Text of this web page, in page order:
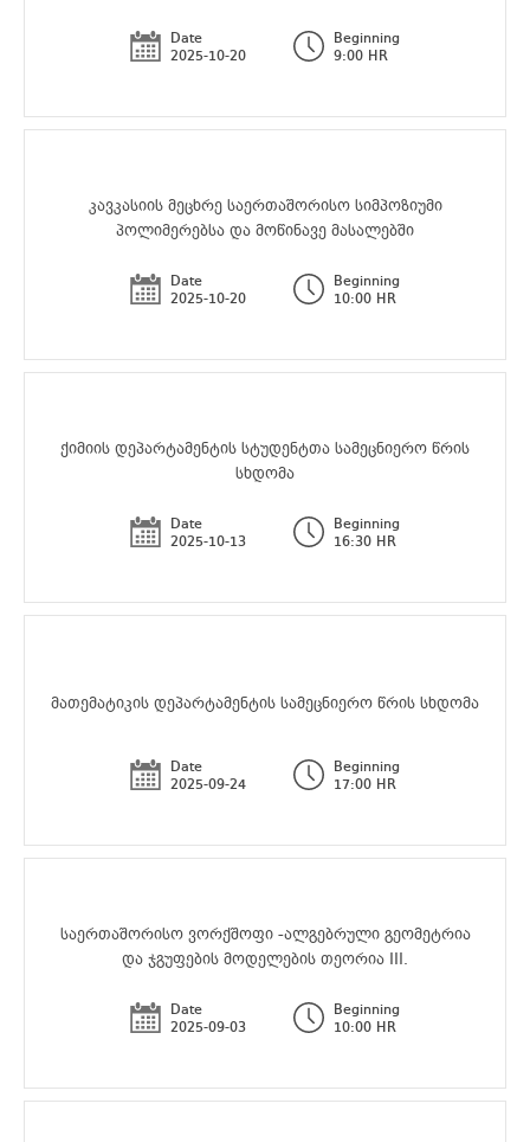
Date
2025-10-20
Beginning
9:00 HR
კავკასიის მეცხრე საერთაშორისო სიმპოზიუმი
პოლიმერებსა და მოწინავე მასალებში
Date
2025-10-20
Beginning
10:00 HR
ქიმიის დეპარტამენტის სტუდენტთა სამეცნიერო წრის
სხდომა
Date
2025-10-13
Beginning
16:30 HR
მათემატიკის დეპარტამენტის სამეცნიერო წრის სხდომა
Date
2025-09-24
Beginning
17:00 HR
საერთაშორისო ვორქშოფი -ალგებრული გეომეტრია
და ჯგუფების მოდელების თეორია III.
Date
2025-09-03
Beginning
10:00 HR